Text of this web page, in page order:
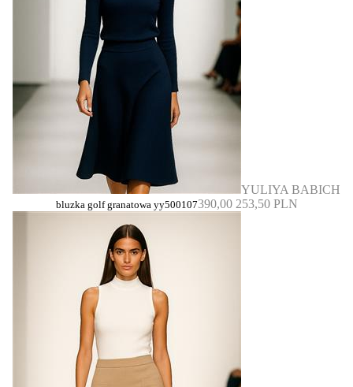
YULIYA BABICH
bluzka golf granatowa yy500107390,00 253,50 PLN